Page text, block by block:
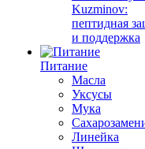
Kuzminov:
пептидная
и поддержка
Питание
Масла
Уксусы
Мука
Линейка